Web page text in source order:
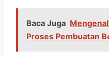
Baca Juga
Proses Pembuatan